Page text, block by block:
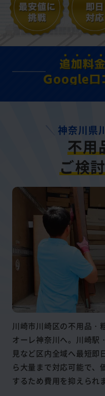
追加料
Google口
神奈川県
不用
ご検
川崎市川崎区の不用品・
オーレ神奈川へ。川崎駅
見など区内全域へ最短即
ら大量まで対応可能で、
するため費用を抑えられ